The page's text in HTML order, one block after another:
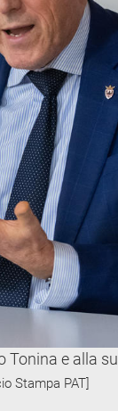
Tonina e alla
Stampa PAT]